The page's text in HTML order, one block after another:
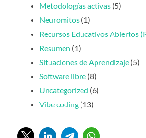
Metodologías activas (5)
Neuromitos (1)
Recursos Educativos Abiertos
Resumen (1)
Situaciones de Aprendizaje (5)
Software libre (8)
Uncategorized (6)
Vibe coding (13)